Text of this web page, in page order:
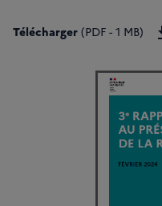
Télécharger (PDF - 1 MB)